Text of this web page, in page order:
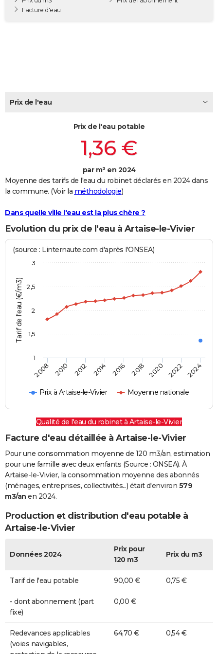
Destinations
City break
Voyage nature
Voyage de noces
Forum
Climat
PHOTO
Bricolage
Lifestyle
Culture
Sport
Auto
Television
Voyage
Cinema
Facture d'eau
Prix de l'eau
Prix de l'eau potable
1,36 €
par m³ en 2024
Moyenne des tarifs de l'eau du robinet déclarés en 2024 dans
la commune. (Voir la méthodologie)
Dans quelle ville l'eau est la plus chère ?
Evolution du prix de l'eau à Artaise-le-Vivier
Tarif de l'eau (€/m3)
(source : Linternaute.com d'après l'ONSEA)
Prix à Artaise-le-Vivier Moyenne nationale
2008 2010 2012 2014 2016 2018 2020 2022 2024
1
1,5
2
2,5
3
Qualité de l'eau du robinet à Artaise-le-Vivier
Facture d'eau détaillée à Artaise-le-Vivier
Pour une consommation moyenne de 120 m3/an, estimation
pour une famille avec deux enfants (Source : ONSEA). À
Artaise-le-Vivier, la consommation moyenne des abonnés
(ménages, entreprises, collectivités...) était d'environ 579
m3/an en 2024.
Production et distribution d'eau potable à
Artaise-le-Vivier
Données 2024
Prix pour
120 m3
Prix du m3
Tarif de l'eau potable 90,00 € 0,75 €
- dont abonnement (part
fixe)
0,00 €
Redevances applicables
(voies navigables,
64,70 € 0,54 €